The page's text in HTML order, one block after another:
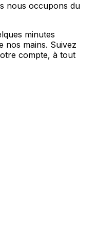
nous occupons du
minutes
nos mains. Suivez
compte, à tout